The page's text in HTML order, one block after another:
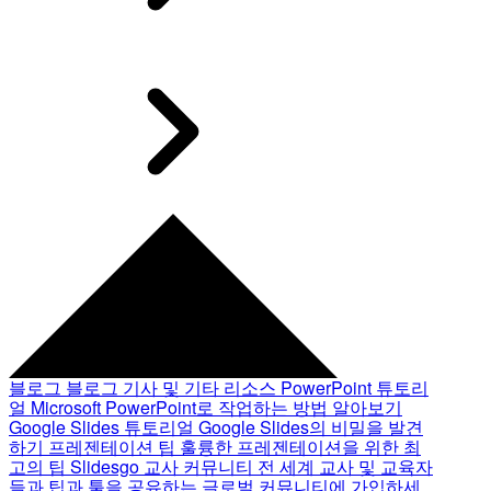
블로그 블로그 기사 및 기타 리소스 PowerPoint 튜토리
얼 Microsoft PowerPoint로 작업하는 방법 알아보기
Google Slides 튜토리얼 Google Slides의 비밀을 발견
하기 프레젠테이션 팁 훌륭한 프레젠테이션을 위한 최
고의 팁 Slidesgo 교사 커뮤니티 전 세계 교사 및 교육자